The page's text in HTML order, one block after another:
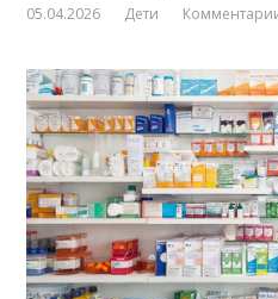
05.04.2026 Дети